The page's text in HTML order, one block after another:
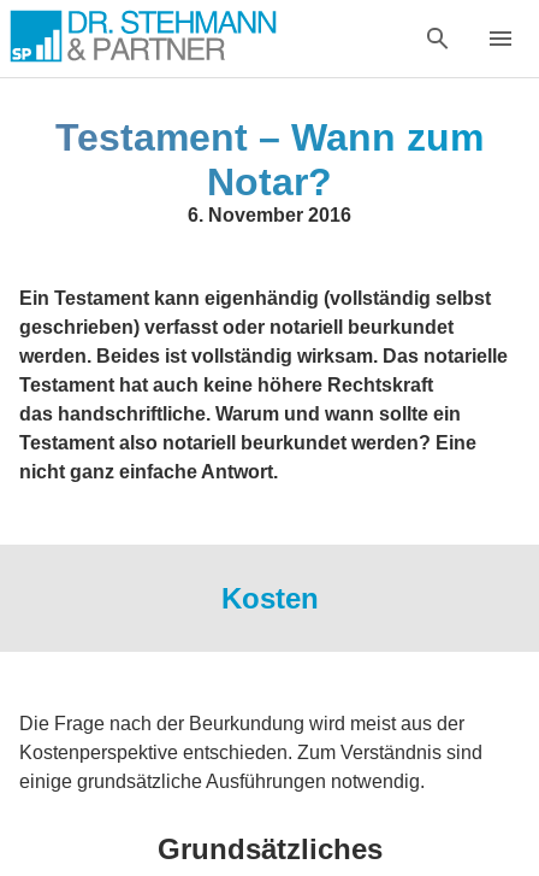
Testament – Wann zum
Notar?
6. November 2016
Ein Testament kann eigenhändig (vollständig selbst
geschrieben) verfasst oder notariell beurkundet
werden. Beides ist vollständig wirksam. Das notarielle
Testament hat auch keine höhere Rechtskraft
das handschriftliche. Warum und wann sollte ein
Testament also notariell beurkundet werden? Eine
nicht ganz einfache Antwort.
Kosten
Die Frage nach der Beurkundung wird meist aus der
Kostenperspektive entschieden. Zum Verständnis sind
einige grundsätzliche Ausführungen notwendig.
Grundsätzliches